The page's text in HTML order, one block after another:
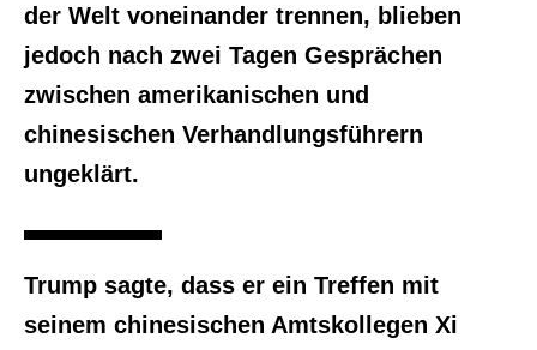
der Welt voneinander trennen, blieben
jedoch nach zwei Tagen Gesprächen
zwischen amerikanischen und
chinesischen Verhandlungsführern
ungeklärt.
Trump sagte, dass er ein Treffen mit
seinem chinesischen Amtskollegen Xi